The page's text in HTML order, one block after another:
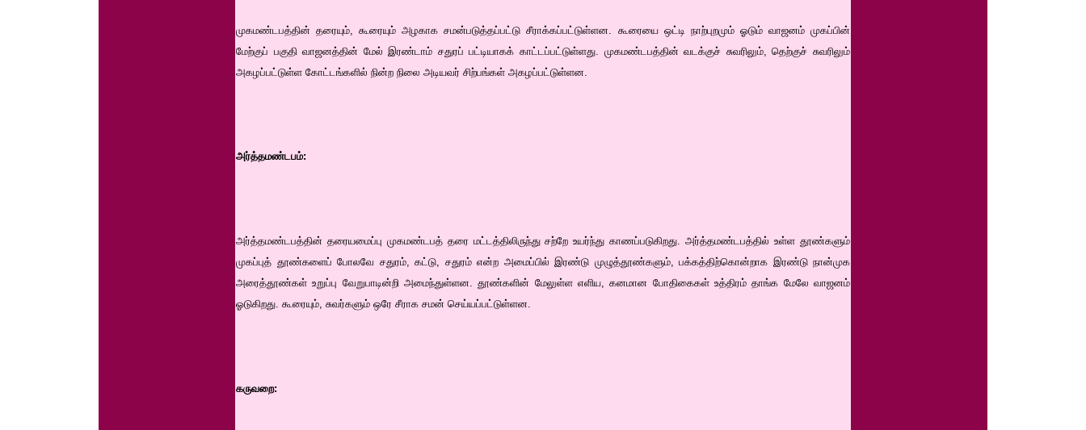
முகமண்டபத்தின் தரையும், கூரையும் அழகாக சமன்படுத்தப்பட்டு சீராக்கப்பட்டுள்ளன. கூரையை ஒட்டி நாற்புறமும் ஓடும் வாஜனம் முகப்பின்
மேற்குப் பகுதி வாஜனத்தின் மேல் இரண்டாம் சதுரப் பட்டியாகக் காட்டப்பட்டுள்ளது. முகமண்டபத்தின் வடக்குச் சுவரிலும், தெற்குச் சுவரிலும்
அகழப்பட்டுள்ள கோட்டங்களில் நின்ற நிலை அடியவர் சிற்பங்கள் அகழப்பட்டுள்ளன.
அர்த்தமண்டபம்:
அர்த்தமண்டபத்தின் தரையமைப்பு முகமண்டபத் தரை மட்டத்திலிருந்து சற்றே உயர்ந்து காணப்படுகிறது. அர்த்தமண்டபத்தில் உள்ள தூண்களும்
முகப்புத் தூண்களைப் போலவே சதுரம், கட்டு, சதுரம் என்ற அமைப்பில் இரண்டு முழுத்தூண்களும், பக்கத்திற்கொன்றாக இரண்டு நான்முக
அரைத்தூண்கள் உறுப்பு வேறுபாடின்றி அமைந்துள்ளன. தூண்களின் மேலுள்ள எளிய, கனமான போதிகைகள் உத்திரம் தாங்க மேலே வாஜனம்
ஓடுகிறது. கூரையும், சுவர்களும் ஒரே சீராக சமன் செய்யப்பட்டுள்ளன.
கருவறை: